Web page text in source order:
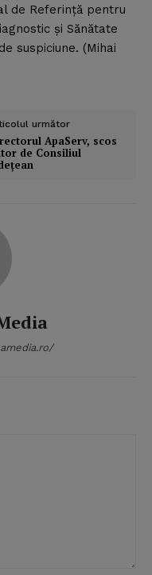
de Referinţă pentru
şi Sănătate
suspiciune. (Mihai
următor
ApaServ, scos
de Consiliul